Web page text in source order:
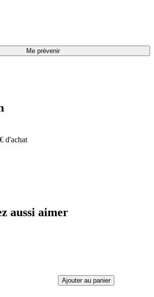
Me prévenir
d'achat
aussi aimer
Ajouter au panier